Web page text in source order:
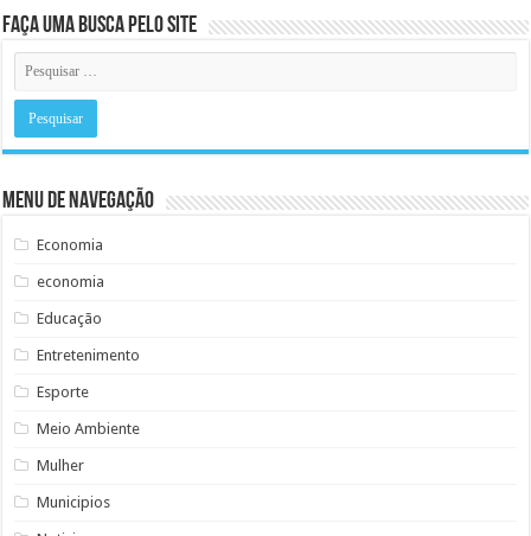
Faça uma busca pelo Site
Menu de Navegação
Economia
economia
Educação
Entretenimento
Esporte
Meio Ambiente
Mulher
Municipios